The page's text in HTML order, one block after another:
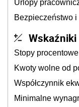
Urlopy
Bezpieczeństwo
Wskaźniki
Stopy
Kwoty wolne od
Współczynnik
Minimalne